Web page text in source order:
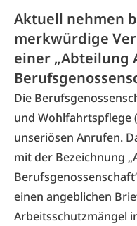
Aktuell nehmen
merkwürdige
einer „Abteilung
Die
und Wohlfahrtspflege
unseriösen Anrufen.
mit der Bezeichnung
einen angeblichen
Arbeitsschutzmängel